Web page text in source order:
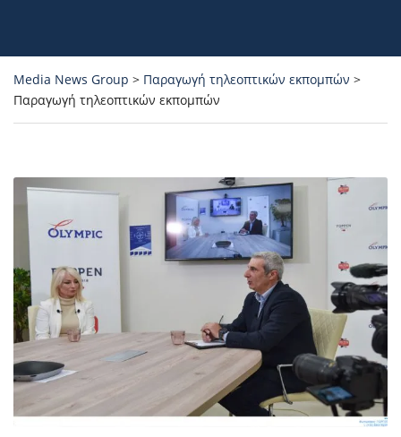
Media News Group > Παραγωγή τηλεοπτικών εκπομπών >
Παραγωγή τηλεοπτικών εκπομπών